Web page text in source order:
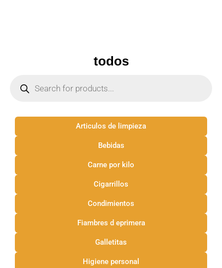
todos
Articulos de limpieza
Bebidas
Carne por kilo
Cigarrillos
Condimientos
Fiambres d eprimera
Galletitas
Higiene personal